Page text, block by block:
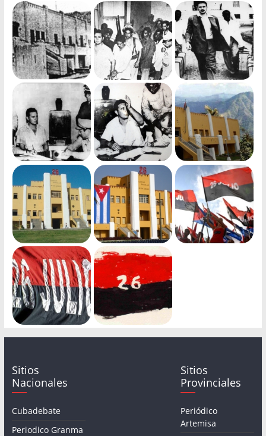
Sitios
Nacionales
Cubadebate
Periodico Granma
Sitios
Provinciales
Periódico
Artemisa